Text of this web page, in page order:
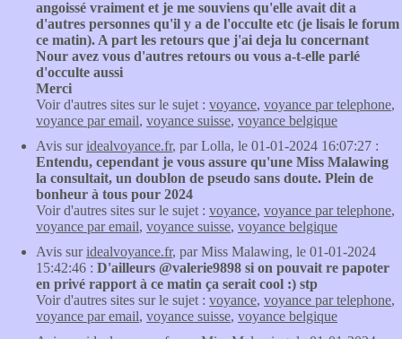
angoissé vraiment et je me souviens qu'elle avait dit a
d'autres personnes qu'il y a de l'occulte etc (je lisais le forum
ce matin). A part les retours que j'ai deja lu concernant
Nour avez vous d'autres retours ou vous a-t-elle parlé
d'occulte aussi
Merci
Voir d'autres sites sur le sujet : voyance, voyance par telephone,
voyance par email, voyance suisse, voyance belgique
Avis suridealvoyance.fr, par Lolla, le 01-01-2024 16:07:27 :
Entendu, cependant je vous assure qu'une Miss Malawing
la consultait, un doublon de pseudo sans doute. Plein de
bonheur à tous pour 2024
Voir d'autres sites sur le sujet : voyance, voyance par telephone,
voyance par email, voyance suisse, voyance belgique
Avis suridealvoyance.fr, par Miss Malawing, le 01-01-2024
15:42:46 : D'ailleurs @valerie9898 si on pouvait re papoter
en privé rapport à ce matin ça serait cool :) stp
Voir d'autres sites sur le sujet : voyance, voyance par telephone,
voyance par email, voyance suisse, voyance belgique